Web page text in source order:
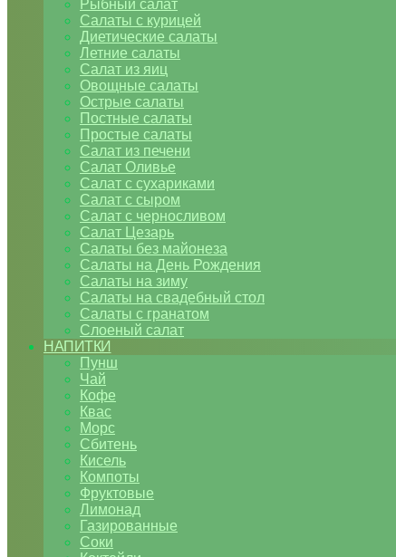
Рыбный салат
Салаты с курицей
Диетические салаты
Летние салаты
Салат из яиц
Овощные салаты
Острые салаты
Постные салаты
Простые салаты
Салат из печени
Салат Оливье
Салат с сухариками
Салат с сыром
Салат с черносливом
Салат Цезарь
Салаты без майонеза
Салаты на День Рождения
Салаты на зиму
Салаты на свадебный стол
Салаты с гранатом
Слоеный салат
НАПИТКИ
Пунш
Чай
Кофе
Квас
Морс
Сбитень
Кисель
Компоты
Фруктовые
Лимонад
Газированные
Соки